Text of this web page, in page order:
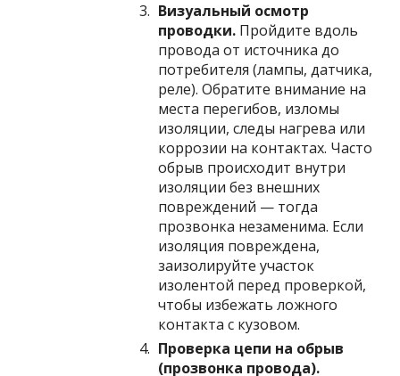
Визуальный осмотр
проводки. Пройдите вдоль
провода от источника до
потребителя (лампы, датчика,
реле). Обратите внимание на
места перегибов, изломы
изоляции, следы нагрева или
коррозии на контактах. Часто
обрыв происходит внутри
изоляции без внешних
повреждений — тогда
прозвонка незаменима. Если
изоляция повреждена,
заизолируйте участок
изолентой перед проверкой,
чтобы избежать ложного
контакта с кузовом.
Проверка цепи на обрыв
(прозвонка провода).